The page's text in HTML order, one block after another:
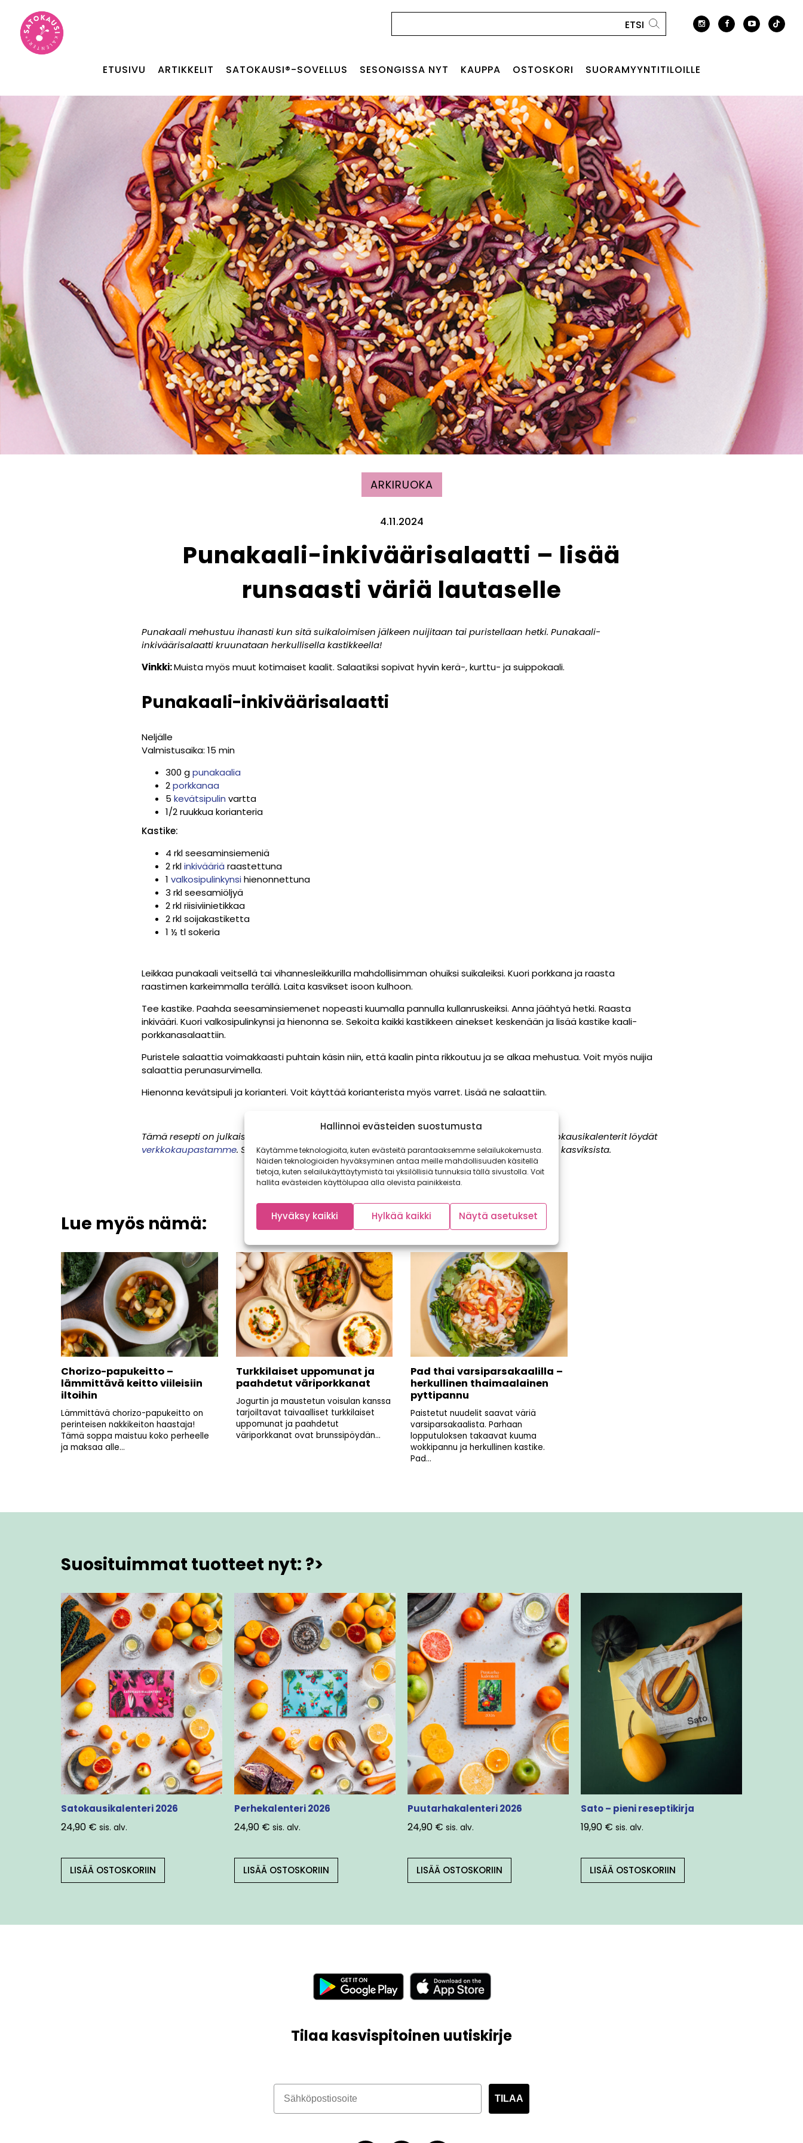
Hallinnoi evästeiden suostumusta
Käytämme teknologioita, kuten evästeitä parantaaksemme selailukokemusta.
Näiden teknologioiden hyväksyminen antaa meille mahdollisuuden käsitellä
tietoja, kuten selailukäyttäytymistä tai yksilöllisiä tunnuksia tällä sivustolla. Voit
hallita evästeiden käyttölupaa alla olevista painikkeista.
Hyväksy kaikki Hylkää kaikki Näytä asetukset
ETUSIVU ARTIKKELIT SATOKAUSI®-SOVELLUS SESONGISSA NYT KAUPPA OSTOSKORI SUORAMYYNTITILOILLE
ARKIRUOKA
4.11.2024
Punakaali-inkiväärisalaatti – lisää
runsaasti väriä lautaselle
Punakaali mehustuu ihanasti kun sitä suikaloimisen jälkeen nuijitaan tai puristellaan hetki. Punakaali-
inkiväärisalaatti kruunataan herkullisella kastikkeella!
Vinkki:Muista myös muut kotimaiset kaalit. Salaatiksi sopivat hyvin kerä-, kurttu- ja suippokaali.
Punakaali-inkiväärisalaatti
Neljälle
Valmistusaika: 15 min
300 gpunakaalia
2porkkanaa
5 kevätsipulin vartta
1/2 ruukkua korianteria
Kastike:
4 rkl seesaminsiemeniä
2 rklinkivääriä raastettuna
1 valkosipulinkynsihienonnettuna
3 rkl seesamiöljyä
2 rkl riisiviinietikkaa
2 rkl soijakastiketta
1 ½ tl sokeria
Leikkaa punakaali veitsellä tai vihannesleikkurilla mahdollisimman ohuiksi suikaleiksi. Kuori porkkana ja raasta
raastimen karkeimmalla terällä. Laita kasvikset isoon kulhoon.
Tee kastike. Paahda seesaminsiemenet nopeasti kuumalla pannulla kullanruskeiksi. Anna jäähtyä hetki. Raasta
inkivääri. Kuori valkosipulinkynsi ja hienonna se. Sekoita kaikki kastikkeen ainekset keskenään ja lisää kastike kaali-
porkkanasalaattiin.
Puristele salaattia voimakkaasti puhtain käsin niin, että kaalin pinta rikkoutuu ja se alkaa mehustua. Voit myös nuijia
salaattia perunasurvimella.
Hienonna kevätsipuli ja korianteri. Voit käyttää korianterista myös varret. Lisää ne salaattiin.
Tämä resepti on julkaistu alun perin Satokausikalenterissa 2024. Kaikki myynnissä olevat Satokausikalenterit löydät
verkkokaupastamme. Satokausikalenterista löydät aina ajankohtaiset tiedot kunkin sesongin kasviksista.
Lue myös nämä:
Chorizo-papukeitto –
lämmittävä keitto viileisiin
iltoihin
Lämmittävä chorizo-papukeitto on
perinteisen nakkikeiton haastaja!
Tämä soppa maistuu koko perheelle
ja maksaa alle...
Turkkilaiset uppomunat ja
paahdetut väriporkkanat
Jogurtin ja maustetun voisulan kanssa
tarjoiltavat taivaalliset turkkilaiset
uppomunat ja paahdetut
väriporkkanat ovat brunssipöydän...
Pad thai varsiparsakaalilla –
herkullinen thaimaalainen
pyttipannu
Paistetut nuudelit saavat väriä
varsiparsakaalista. Parhaan
lopputuloksen takaavat kuuma
wokkipannu ja herkullinen kastike.
Pad...
Suosituimmat tuotteet nyt: ?>
Satokausikalenteri 2026
24,90 € sis. alv.
LISÄÄ OSTOSKORIIN
Perhekalenteri 2026
24,90 € sis. alv.
LISÄÄ OSTOSKORIIN
Puutarhakalenteri 2026
24,90 € sis. alv.
LISÄÄ OSTOSKORIIN
Sato – pieni reseptikirja
19,90 € sis. alv.
LISÄÄ OSTOSKORIIN
Tilaa kasvispitoinen uutiskirje
TILAA